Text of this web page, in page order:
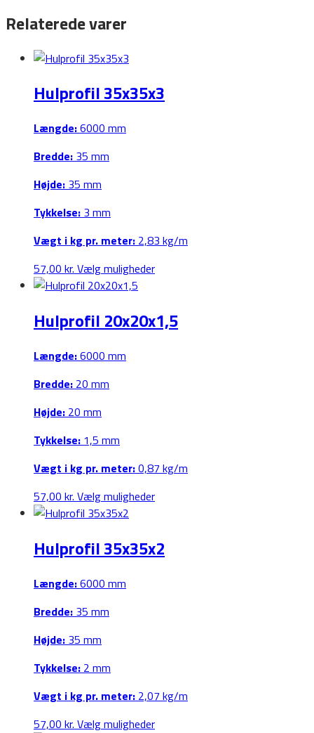
Relaterede varer
Hulprofil 35x35x3
Længde:6000 mm
Bredde: 35 mm
Højde: 35 mm
Tykkelse: 3 mm
Vægt i kg pr. meter: 2,83 kg/m
57,00 kr. Vælg mulighederDette
flere
varianter.
Hulprofil 20x20x1,5
Længde:6000 mm
Bredde: 20 mm
Højde: 20 mm
Tykkelse: 1,5 mm
Vægt i kg pr. meter:0,87 kg/m
57,00 kr. Vælg mulighederDette
flere
varianter.
Hulprofil 35x35x2
Længde:6000 mm
Bredde: 35 mm
Højde: 35 mm
Tykkelse: 2 mm
Vægt i kg pr. meter: 2,07 kg/m
57,00 kr. Vælg mulighederDette